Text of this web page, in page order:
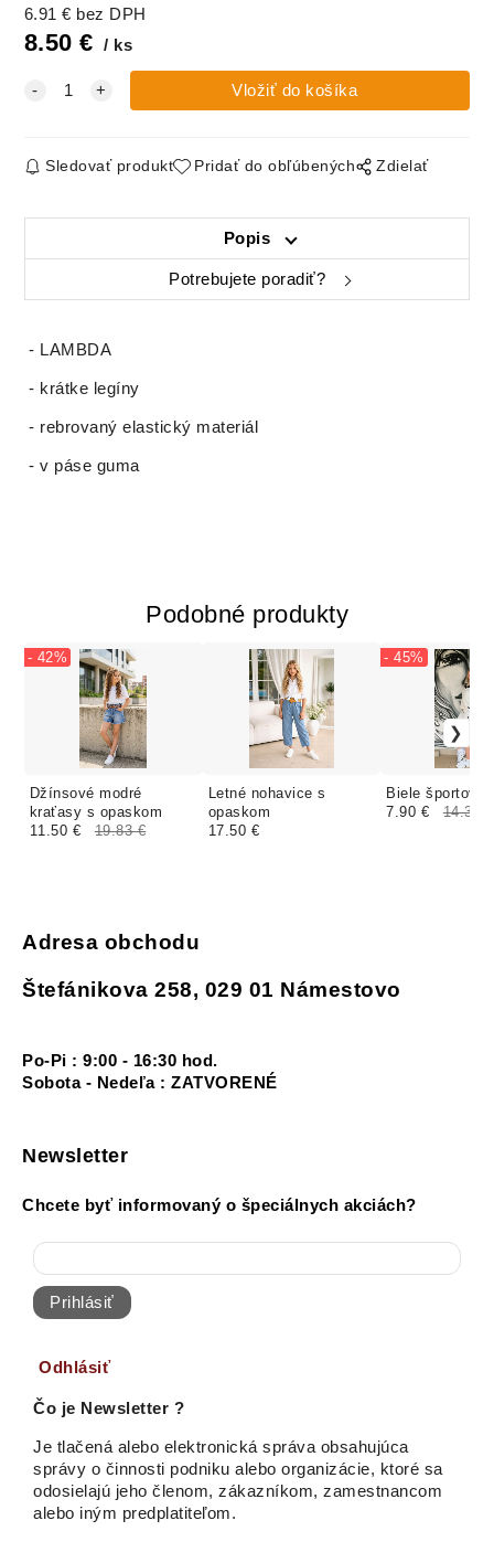
6.91 € bez DPH
8.50 € ks
Sledovať produkt Pridať do obľúbených Zdielať
Popis
Potrebujete poradiť?
- LAMBDA
- krátke legíny
- rebrovaný elastický materiál
- v páse guma
Podobné produkty
Džínsové modré
kraťasy s opaskom
- 42%
11.50 € 19.83 €
Letné nohavice s
opaskom
17.50 €
Biele športové
- 45%
7.90 € 14.36 €
Adresa obchodu
Štefánikova 258, 029 01 Námestovo
Po-Pi : 9:00 - 16:30 hod.
Sobota - Nedeľa : ZATVORENÉ
Newsletter
Chcete byť informovaný o špeciálnych akciách?
Prihlásiť
Odhlásiť
Čo je Newsletter ?
Je tlačená alebo elektronická správa obsahujúca
správy o činnosti podniku alebo organizácie, ktoré sa
odosielajú jeho členom, zákazníkom, zamestnancom
alebo iným predplatiteľom.